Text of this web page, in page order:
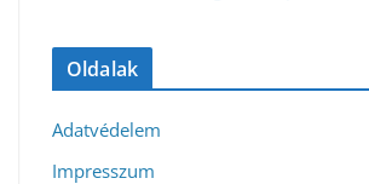
Oldalak
Adatvédelem
Impresszum